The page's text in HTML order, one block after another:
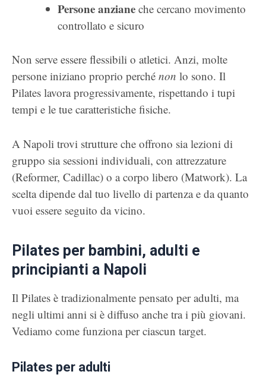
Persone anziane che cercano movimento
controllato e sicuro
Non serve essere flessibili o atletici. Anzi, molte
persone iniziano proprio perché non lo sono. Il
Pilates lavora progressivamente, rispettando i tupi
tempi e le tue caratteristiche fisiche.
A Napoli trovi strutture che offrono sia lezioni di
gruppo sia sessioni individuali, con attrezzature
(Reformer, Cadillac) o a corpo libero (Matwork). La
scelta dipende dal tuo livello di partenza e da quanto
vuoi essere seguito da vicino.
Pilates per bambini, adulti e
principianti a Napoli
Il Pilates è tradizionalmente pensato per adulti, ma
negli ultimi anni si è diffuso anche tra i più giovani.
Vediamo come funziona per ciascun target.
Pilates per adulti